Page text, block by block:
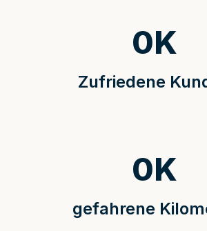
Zufriedene
0K
gefahrene
0K